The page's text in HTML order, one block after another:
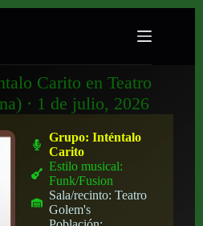
Carito en Teatro
· 1 de julio, 2026
Grupo:Inténtalo
Carito
Estilo musical:
Funk/Fusion
Sala/recinto:Teatro
Golem's